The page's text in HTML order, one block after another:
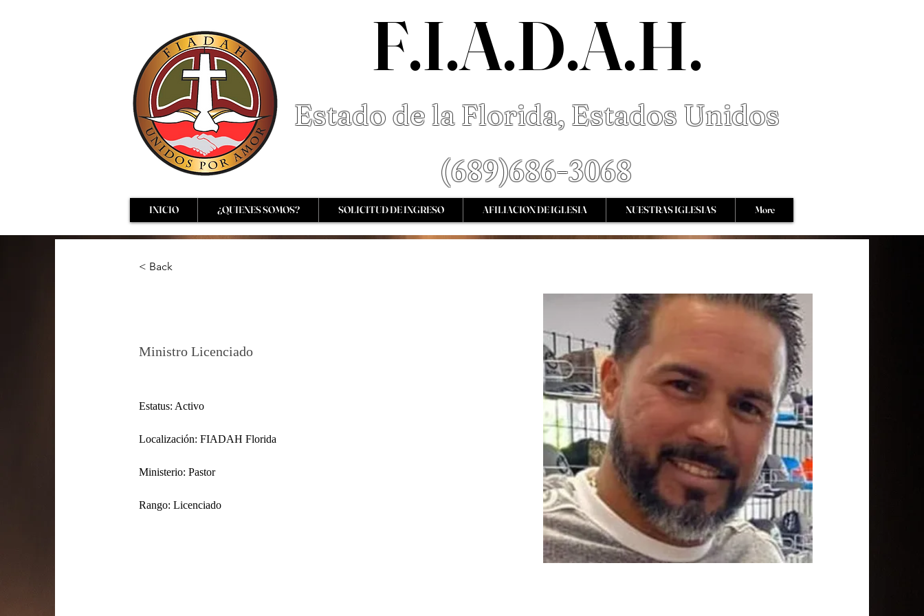
F.I.A.D.A.H.
Estado de la Florida, Estados Unidos
(689)686-3068
INICIO ¿QUIENES SOMOS? SOLICITUD DE INGRESO AFILIACION DE IGLESIA NUESTRAS IGLESIAS More
< Back
Ministro Licenciado
Estatus: Activo
Localización: FIADAH Florida
Ministerio: Pastor
Rango: Licenciado